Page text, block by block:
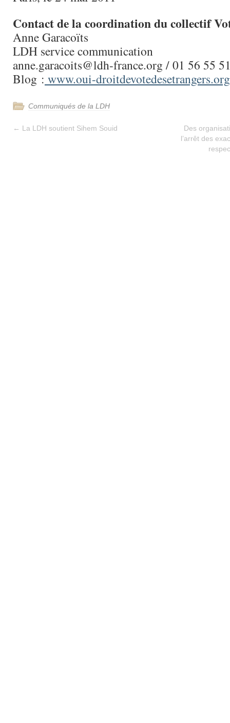
Contact de la coordination du collectif
Anne Garacoïts
LDH service communication
anne.garacoits@ldh-france.org / 01 56 55
Blog : www.oui-droitdevotedesetrangers.org
Communiqués de la LDH
← La LDH soutient Sihem Souid
Des
l’arrêt des